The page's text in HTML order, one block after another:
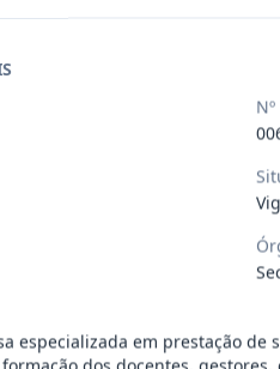
para a
de forma complementar
saúde, de forma complementar
pequeno porte e artista musical
contrato a contratação de
especializada em prestação